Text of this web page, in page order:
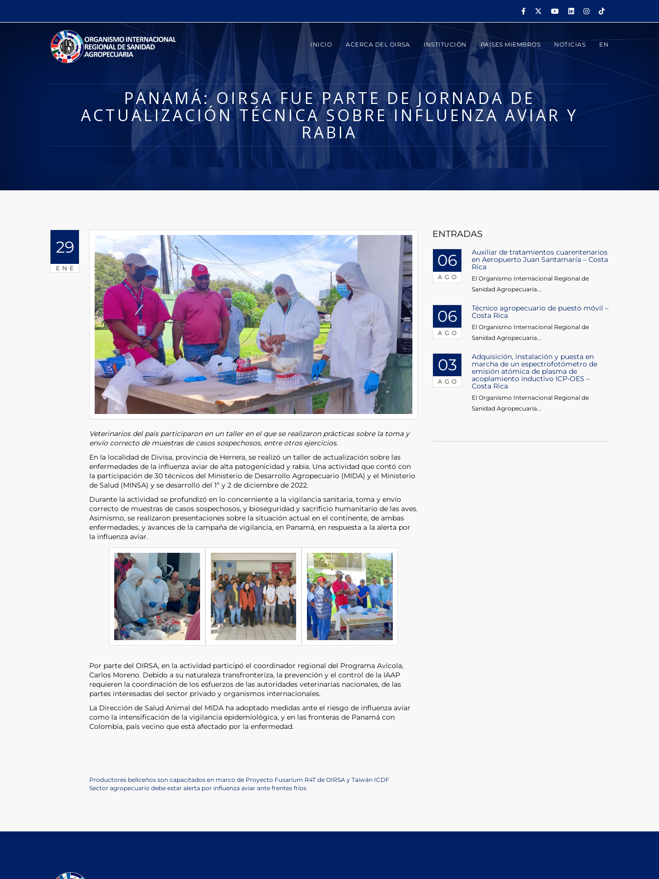
INICIO ACERCA DEL OIRSA INSTITUCIÓN PAÍSES MIEMBROS NOTICIAS EN
PANAMÁ: OIRSA FUE PARTE DE JORNADA DE
ACTUALIZACIÓN TÉCNICA SOBRE INFLUENZA AVIAR Y
RABIA
29
ENE
Veterinarios del país participaron en un taller en el que se realizaron prácticas sobre la toma y
envío correcto de muestras de casos sospechosos, entre otros ejercicios.
En la localidad de Divisa, provincia de Herrera, se realizó un taller de actualización sobre las
enfermedades de la influenza aviar de alta patogenicidad y rabia. Una actividad que contó con
la participación de 30 técnicos del Ministerio de Desarrollo Agropecuario (MIDA) y el Ministerio
de Salud (MINSA) y se desarrolló del 1º y 2 de diciembre de 2022.
Durante la actividad se profundizó en lo concerniente a la vigilancia sanitaria, toma y envío
correcto de muestras de casos sospechosos, y bioseguridad y sacrificio humanitario de las aves.
Asimismo, se realizaron presentaciones sobre la situación actual en el continente, de ambas
enfermedades, y avances de la campaña de vigilancia, en Panamá, en respuesta a la alerta por
la influenza aviar.
Por parte del OIRSA, en la actividad participó el coordinador regional del Programa Avícola,
Carlos Moreno. Debido a su naturaleza transfronteriza, la prevención y el control de la IAAP
requieren la coordinación de los esfuerzos de las autoridades veterinarias nacionales, de las
partes interesadas del sector privado y organismos internacionales.
La Dirección de Salud Animal del MIDA ha adoptado medidas ante el riesgo de influenza aviar
como la intensificación de la vigilancia epidemiológica, y en las fronteras de Panamá con
Colombia, país vecino que está afectado por la enfermedad.
Navegación
Previous
Post
Productores beliceños son capacitados en marco de Proyecto Fusarium R4T de OIRSA y Taiwán ICDF
Next
Sector agropecuario debe estar alerta por influenza aviar ante frentes fríos
ENTRADAS
06
AGO
Auxiliar de tratamientos cuarentenarios
en Aeropuerto Juan Santamaría – Costa
Rica
El Organismo Internacional Regional de
Sanidad Agropecuaria...
06
AGO
Técnico agropecuario de puesto móvil –
Costa Rica
El Organismo Internacional Regional de
Sanidad Agropecuaria...
03
AGO
Adquisición, instalación y puesta en
marcha de un espectrofotómetro de
emisión atómica de plasma de
acoplamiento inductivo ICP-OES –
Costa Rica
El Organismo Internacional Regional de
Sanidad Agropecuaria...